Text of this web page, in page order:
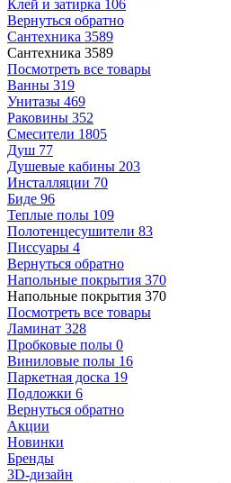
Клей и затирка 106
Вернуться обратно
Сантехника 3589
Сантехника 3589
Посмотреть все товары
Ванны 319
Унитазы 469
Раковины 352
Смесители 1805
Душ 77
Душевые кабины 203
Инсталляции 70
Биде 96
Теплые полы 109
Полотенцесушители 83
Писсуары 4
Вернуться обратно
Напольные покрытия 370
Напольные покрытия 370
Посмотреть все товары
Ламинат 328
Пробковые полы 0
Виниловые полы 16
Паркетная доска 19
Подложки 6
Вернуться обратно
Акции
Новинки
Бренды
3D-дизайн